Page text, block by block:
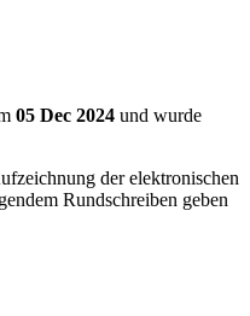
05 Dec 2024 und wurde
der elektronischen
Rundschreiben geben